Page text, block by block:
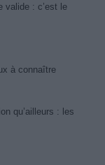
valide : c’est le
à connaître
qu’ailleurs : les